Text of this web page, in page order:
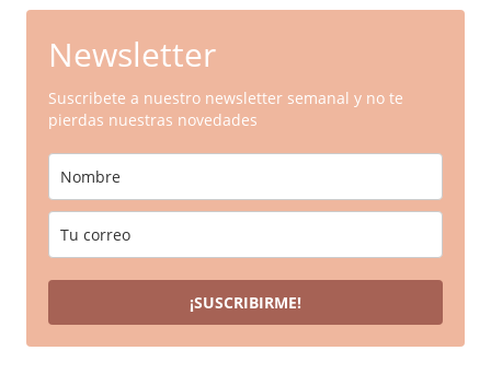
Newsletter
Suscribete a nuestro newsletter semanal y no te
pierdas nuestras novedades
¡SUSCRIBIRME!